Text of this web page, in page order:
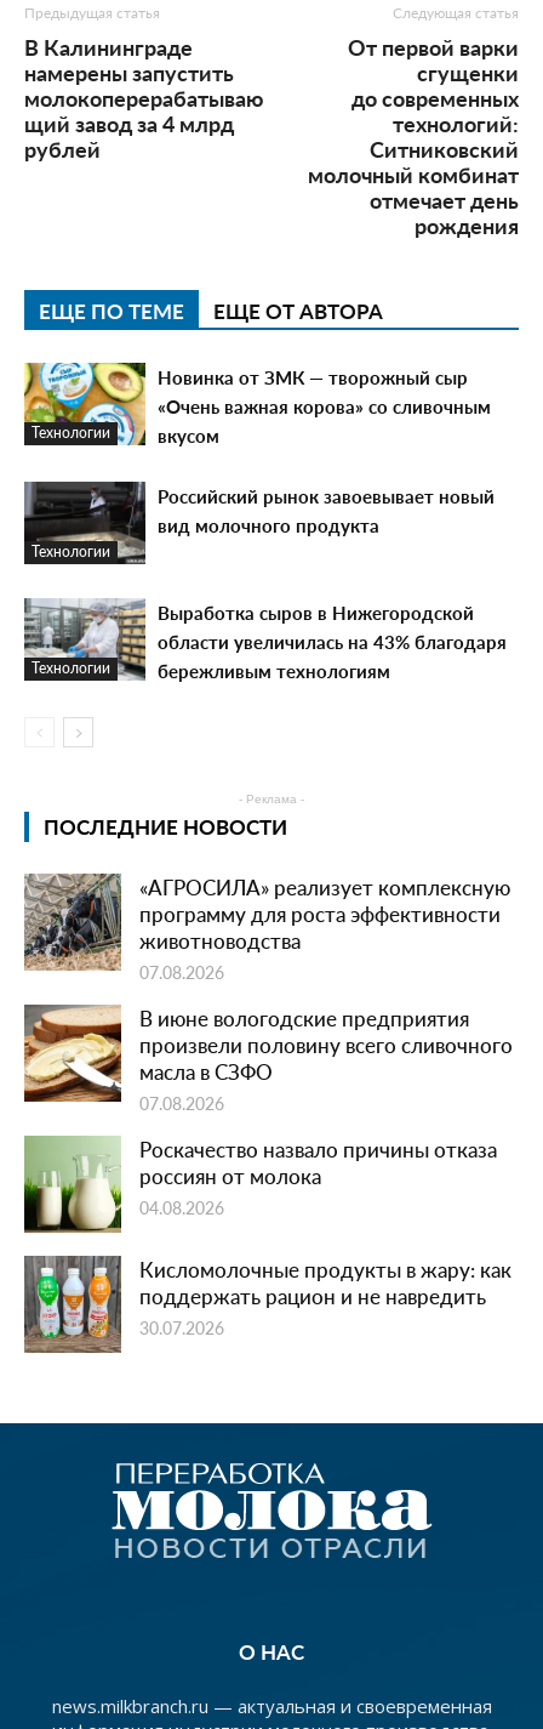
Предыдущая статья
В Калининграде
намерены запустить
молокоперерабатываю
щий завод за 4 млрд
рублей
Следующая статья
От первой варки
сгущенки
до современных
технологий:
Ситниковский
молочный комбинат
отмечает день
рождения
ЕЩЕ ПО ТЕМЕ ЕЩЕ ОТ АВТОРА
Технологии
Новинка от ЗМК — творожный сыр
«Очень важная корова» со сливочным
вкусом
Технологии
Российский рынок завоевывает новый
вид молочного продукта
Технологии
Выработка сыров в Нижегородской
области увеличилась на 43% благодаря
бережливым технологиям
- Реклама -
ПОСЛЕДНИЕ НОВОСТИ
«АГРОСИЛА» реализует комплексную
программу для роста эффективности
животноводства
07.08.2026
В июне вологодские предприятия
произвели половину всего сливочного
масла в СЗФО
07.08.2026
Роскачество назвало причины отказа
россиян от молока
04.08.2026
Кисломолочные продукты в жару: как
поддержать рацион и не навредить
30.07.2026
О НАС
news.milkbranch.ru — актуальная и своевременная